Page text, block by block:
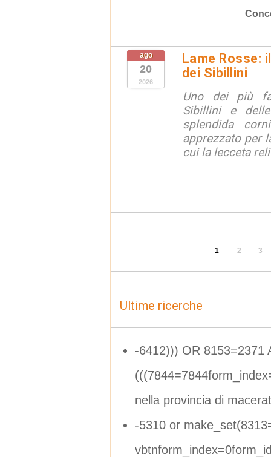
ago
20
2026
Lame Rosse:
dei Sibillini
Uno dei più
Sibillini e
splendida
apprezzato per
cui la lecceta
1 2 3
Ultime ricerche
-6412))) OR 8153=2371
nella provincia di
-5310 or